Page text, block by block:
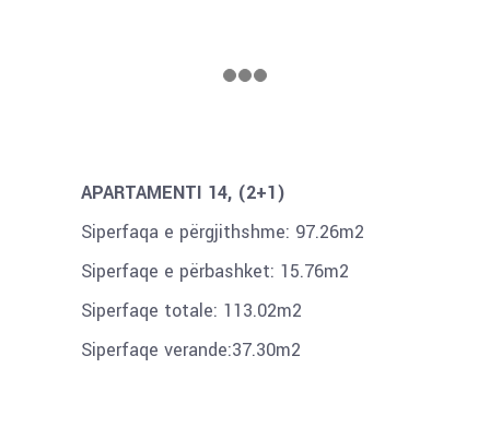
APARTAMENTI 14, (2+1)
Siperfaqa e përgjithshme: 97.26m2
Siperfaqe e përbashket: 15.76m2
Siperfaqe totale: 113.02m2
Siperfaqe verande:37.30m2